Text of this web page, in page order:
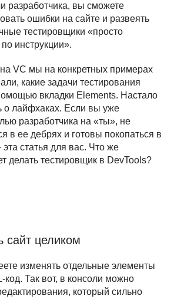
разработчика, вы сможете
ошибки на сайте и развеять
тестировщики «просто
инструкции».
на VC мы на конкретных примерах
какие задачи тестирования
вкладки Elements. Настало
о лайфхаках. Если вы уже
разработчика на «ты», не
в ее дебрях и готовы покопаться в
статья для вас. Что же
делать тестировщик в DevTools?
сайт целиком
изменять отдельные элементы
код. Так вот, в консоли можно
который сильно